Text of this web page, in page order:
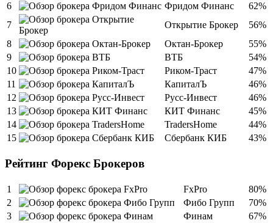
6
Фридом Финанс
62%
7
Открытие Брокер
56%
8
Октан-Брокер
55%
9
ВТБ
54%
10
Риком-Траст
47%
11
КапиталЪ
46%
12
Русс-Инвест
46%
13
КИТ Финанс
45%
14
TradersHome
44%
15
Сбербанк КИБ 43%
Рейтинг Форекс Брокеров
1 FxPro
80%
2
Фибо Групп
70%
3
Финам
67%